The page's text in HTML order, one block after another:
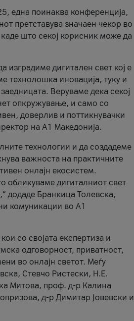
една поинаква конференција,
претставува значаен чекор во
што секој корисник може да
изградиме дигитален свет кој е
технолошка иновација, туку и
Веруваме дека секој
опкружување, и само со
доверлив и поттикнувачки
на А1 Македонија.
технологии и да создадеме
важноста на практичните
онлајн екосистем.
обликуваме дигиталниот свет
додаде Бранкица Толевска,
комуникации во А1
со својата експертиза и
одговорност, приватност,
во онлајн светот. Меѓу
Стевчо Ристески, Н.Е.
Митова, проф. д-р Калина
д-р Димитар Јовевски и